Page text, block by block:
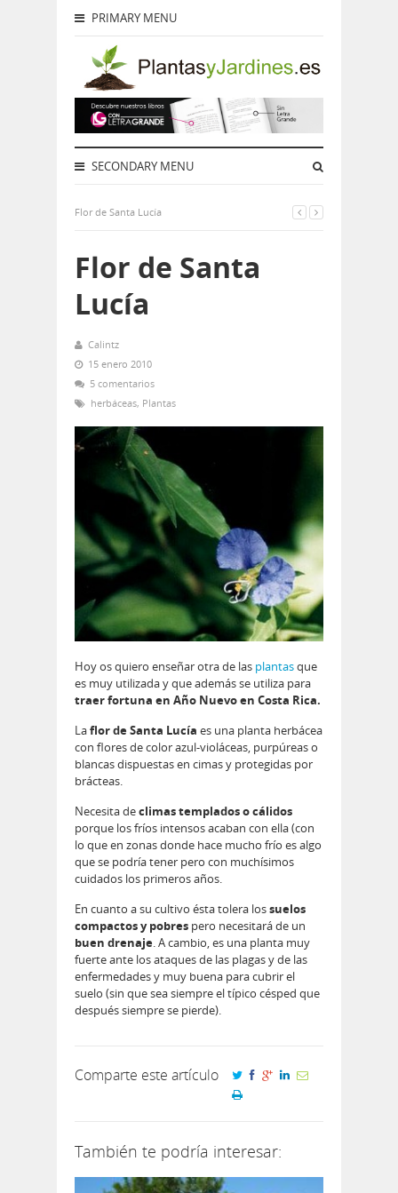
PRIMARY MENU
SECONDARY MENU
Flor de Santa Lucía
Flor de Santa
Lucía
Calintz
15 enero 2010
5 comentarios
herbáceas, Plantas
Hoy os quiero enseñar otra de las plantasque
es muy utilizada y que además se utiliza para
traer fortuna en Año Nuevo en Costa Rica.
Laflor de Santa Lucía es una planta herbácea
con flores de color azul-violáceas, purpúreas o
blancas dispuestas en cimas y protegidas por
brácteas.
Necesita declimas templados o cálidos
porque los fríos intensos acaban con ella (con
lo que en zonas donde hace mucho frío es algo
que se podría tener pero con muchísimos
cuidados los primeros años.
En cuanto a su cultivo ésta tolera lossuelos
compactos y pobres pero necesitará de un
buen drenaje. A cambio, es una planta muy
fuerte ante los ataques de las plagas y de las
enfermedades y muy buena para cubrir el
suelo (sin que sea siempre el típico césped que
después siempre se pierde).
Comparte este artículo
También te podría interesar: